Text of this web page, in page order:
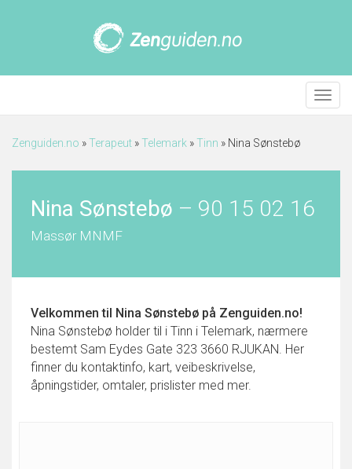
Meny
Zenguiden.no »Terapeut »Telemark »Tinn » Nina Sønstebø
Nina Sønstebø – 90 15 02 16
Massør MNMF
Velkommen til Nina Sønstebø på Zenguiden.no!
Nina Sønstebø holder til i Tinn i Telemark, nærmere
bestemt Sam Eydes Gate 323 3660 RJUKAN. Her
finner du kontaktinfo, kart, veibeskrivelse,
åpningstider, omtaler, prislister med mer.